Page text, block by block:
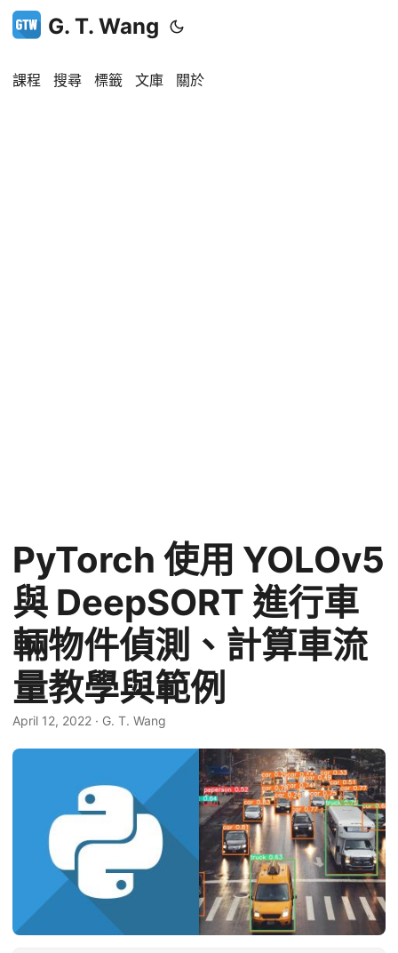
G. T. Wang
課程 搜尋 標籤 文庫 關於
PyTorch 使用 YOLOv5
與 DeepSORT 進行車
輛物件偵測、計算車流
量教學與範例
April 12, 2022 · G. T. Wang